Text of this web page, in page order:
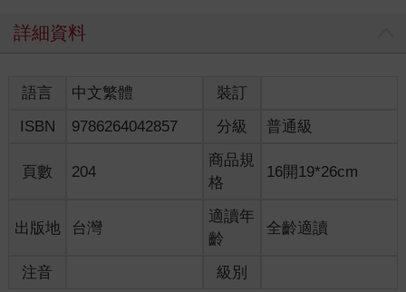
詳細資料
語言 中文繁體
裝訂
ISBN
9786264042857 分級 普通級
頁數 204
商品規
格
16開19*26cm
出版地 台灣
適讀年
齡
全齡適讀
注音 級別